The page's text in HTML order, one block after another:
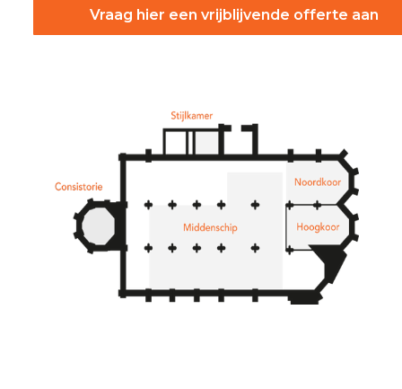
Vraag hier een vrijblijvende offerte aan